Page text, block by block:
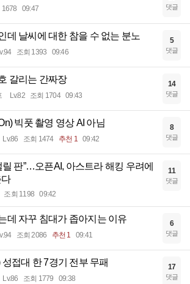
1678 09:47 댓글
데 날씨에 대한 참을 수 없는 분노
조회 1393 09:46
5
댓글
갈리는 간짜장
Lv.82 조회 1704 09:43
14
댓글
빅풋 촬영 영상 AI 아님
Lv.86 조회 1474 추천 1 09:42
8
댓글
릴 판”…오픈AI, 아스트라 해킹 우려에
조회 1198 09:42
11
댓글
데 자꾸 침대가 좁아지는 이유
조회 2086 추천 1 09:41
6
댓글
성접대 한 7경기 전부 무패
Lv.86 조회 1779 09:38
17
댓글